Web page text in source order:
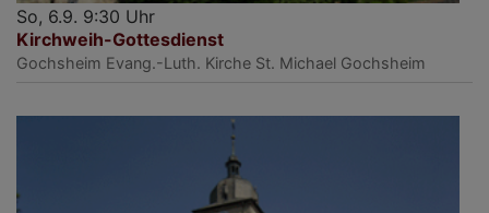
So, 6.9. 9:30 Uhr
Kirchweih-Gottesdienst
Gochsheim Evang.-Luth. Kirche St. Michael Gochsheim